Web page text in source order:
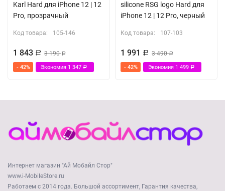
Karl Hard для iPhone 12 | 12
Pro, прозрачный
Код товара: 105-146
1 843 Р 3 190Р
- 42% Экономия 1 347 Р
silicone RSG logo Hard для
iPhone 12 | 12 Pro, черный
Код товара: 107-103
1 991 Р 3 490Р
- 42% Экономия 1 499 Р
Интернет магазин "Ай Мобайл Стор"
www.i-MobileStore.ru
Работаем с 2014 года. Большой ассортимент, Гарантия качества,